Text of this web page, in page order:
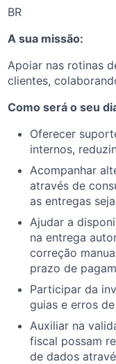
BR
A sua missão:
Apoiar nas rotinas
clientes,
Como será o seu
Oferecer
internos,
Acompanhar
através de
as entregas
Ajudar a
na entrega
correção
prazo de
Participar da
guias e erros
Auxiliar na
fiscal possam
de dados